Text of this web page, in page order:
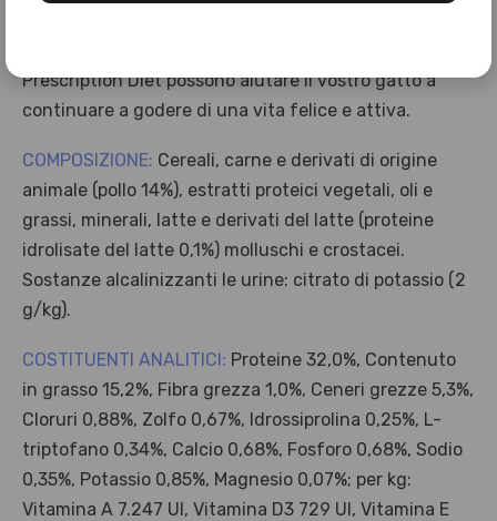
Prescription Diet possono aiutare il vostro gatto a
continuare a godere di una vita felice e attiva.
COMPOSIZIONE: Cereali, carne e derivati di origine
animale (pollo 14%), estratti proteici vegetali, oli e
grassi, minerali, latte e derivati del latte (proteine
idrolisate del latte 0,1%) molluschi e crostacei.
Sostanze alcalinizzanti le urine: citrato di potassio (2
g/kg).
COSTITUENTI ANALITICI: Proteine 32,0%, Contenuto
in grasso 15,2%, Fibra grezza 1,0%, Ceneri grezze 5,3%,
Cloruri 0,88%, Zolfo 0,67%, Idrossiprolina 0,25%, L-
triptofano 0,34%, Calcio 0,68%, Fosforo 0,68%, Sodio
0,35%, Potassio 0,85%, Magnesio 0,07%; per kg:
Vitamina A 7.247 UI, Vitamina D3 729 UI, Vitamina E